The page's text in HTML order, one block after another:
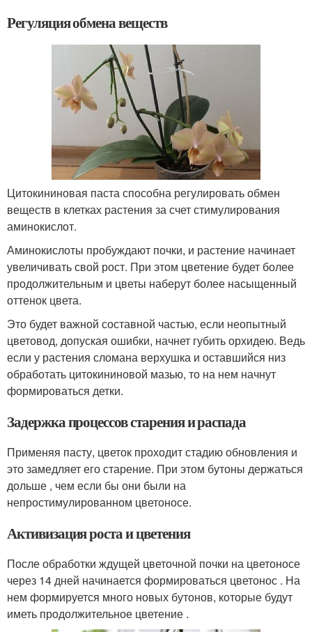
Регуляция обмена веществ
Цитокининовая паста способна регулировать обмен
веществ в клетках растения за счет стимулирования
аминокислот.
Аминокислоты пробуждают почки, и растение начинает
увеличивать свой рост. При этом цветение будет более
продолжительным и цветы наберут более насыщенный
оттенок цвета.
Это будет важной составной частью, если неопытный
цветовод, допуская ошибки, начнет губить орхидею. Ведь
если у растения сломана верхушка и оставшийся низ
обработать цитокининовой мазью, то на нем начнут
формироваться детки.
Задержка процессов старения и распада
Применяя пасту, цветок проходит стадию обновления и
это замедляет его старение. При этом бутоны держаться
дольше , чем если бы они были на
непростимулированном цветоносе.
Активизация роста и цветения
После обработки ждущей цветочной почки на цветоносе
через 14 дней начинается формироваться цветонос . На
нем формируется много новых бутонов, которые будут
иметь продолжительное цветение .